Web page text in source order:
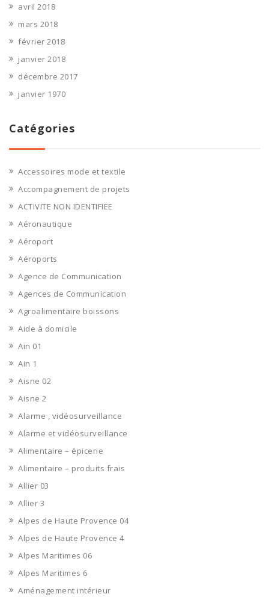
avril 2018
mars 2018
février 2018
janvier 2018
décembre 2017
janvier 1970
Catégories
Accessoires mode et textile
Accompagnement de projets
ACTIVITE NON IDENTIFIEE
Aéronautique
Aéroport
Aéroports
Agence de Communication
Agences de Communication
Agroalimentaire boissons
Aide à domicile
Ain 01
Ain 1
Aisne 02
Aisne 2
Alarme , vidéosurveillance
Alarme et vidéosurveillance
Alimentaire – épicerie
Alimentaire – produits frais
Allier 03
Allier 3
Alpes de Haute Provence 04
Alpes de Haute Provence 4
Alpes Maritimes 06
Alpes Maritimes 6
Aménagement intérieur